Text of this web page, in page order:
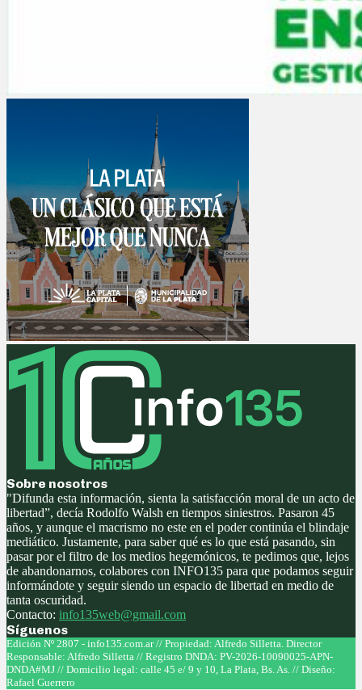
Sobre nosotros
"Difunda esta información, sienta la satisfacción moral de un acto de
libertad”, decía Rodolfo Walsh en tiempos siniestros. Pasaron 45
años, y aunque el macrismo no este en el poder continúa el blindaje
mediático. Justamente, para saber qué es lo que está pasando, sin
pasar por el filtro de los medios hegemónicos, te pedimos que, lejos
de abandonarnos, colabores con INFO135 para que podamos seguir
informándote y seguir siendo un espacio de libertad en medio de
tanta oscuridad.
Contacto: info135web@gmail.com
Síguenos
Facebook
Twitter
Instagram
Youtube
Edición Nº 2807 - info135.com.ar // Propiedad: Alfredo Silletta. Director
Responsable: Alfredo Silletta // Registro DNDA: PV-2026-10090025-APN-
DNDA#MJ // Domicilio legal: calle 45 e/ 9 y 10, La Plata, Bs. As. // Diseño:
Rafael Guerrero